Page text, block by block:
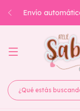
Envío